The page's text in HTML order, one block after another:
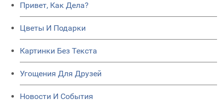
Привет, Как Дела?
Цветы И Подарки
Картинки Без Текста
Угощения Для Друзей
Новости И События